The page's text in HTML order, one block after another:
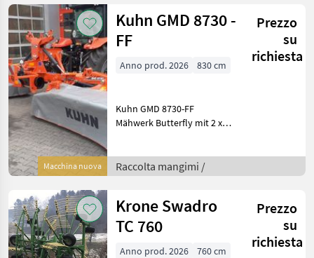
Macchina nuova
Kuhn GMD 8730 -
FF
Prezzo
su
richiesta
Anno prod. 2026 830 cm
Kuhn GMD 8730-FF
Mähwerk Butterfly mit 2 x 7
aus vergütetem Stahl
Schwadbreite 2x 2, 40m
außen
Raccolta mangimi /
Krone Swadro
TC 760
Prezzo
su
richiesta
Anno prod. 2026 760 cm